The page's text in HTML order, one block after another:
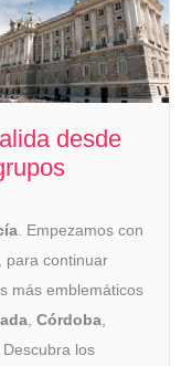
desde
. Empezamos con
para continuar
más emblemáticos
Córdoba
. Descubra los